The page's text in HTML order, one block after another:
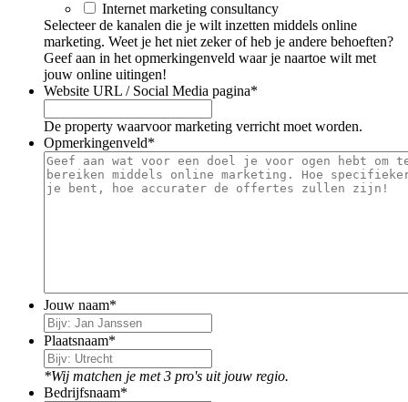
Internet marketing consultancy
Selecteer de kanalen die je wilt inzetten middels online
marketing. Weet je het niet zeker of heb je andere behoeften?
Geef aan in het opmerkingenveld waar je naartoe wilt met
jouw online uitingen!
Website URL / Social Media pagina*
De property waarvoor marketing verricht moet worden.
Opmerkingenveld*
Jouw naam*
Plaatsnaam*
*Wij matchen je met 3 pro's uit jouw regio.
Bedrijfsnaam*